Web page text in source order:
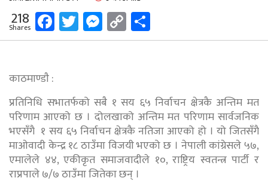
218
Shares Facebook
Twitter
Messenger
Copy
Link
काठमाण्डाै :
प्रतिनिधि सभातर्फको सबै १ सय ६५ निर्वाचन क्षेत्रकै अन्तिम मत
परिणाम आएको छ । दोलखाको अन्तिम मत परिणाम सार्वजनिक
भएसँगै १ सय ६५ निर्वाचन क्षेत्रकै नतिजा आएको हो । यो जितसँगै
माओवादी केन्द्र १८ ठाउँमा विजयी भएको छ । नेपाली कांग्रेसले ५७,
एमालेले ४४, एकीकृत समाजवादीले १०, राष्ट्रिय स्वतन्त्र पार्टी र
राप्रपाले ७/७ ठाउँमा जितेका छन् ।